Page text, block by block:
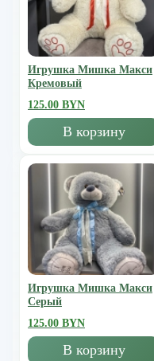
Игрушка Мишка Mакси
Кремовый
125.00 BYN
В корзину
Игрушка Мишка Mакси
Серый
125.00 BYN
В корзину